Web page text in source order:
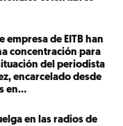
empresa de EITB han
concentración para
del periodista
encarcelado desde
en...
en las radios de